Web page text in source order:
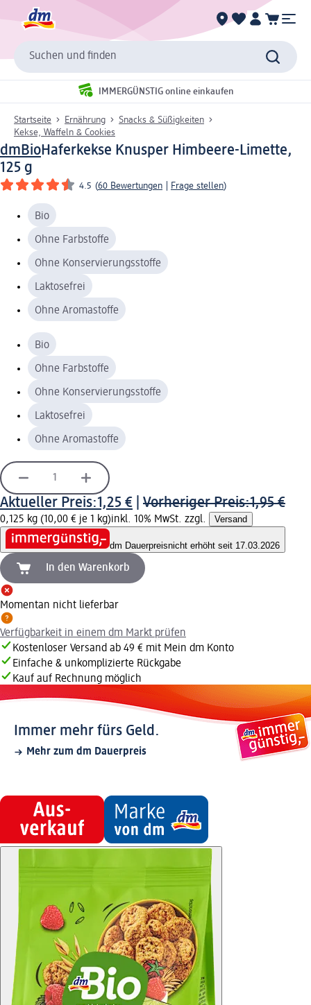
Suchen und finden
IMMERGÜNSTIG online einkaufen
Startseite Ernährung
Snacks & Süßigkeiten
Kekse, Waffeln & Cookies
dmBioHaferkekse Knusper Himbeere-Limette,
125 g
4.5 (60 Bewertungen Frage stellen)
Bio
Ohne Farbstoffe
Ohne Konservierungsstoffe
Laktosefrei
Ohne Aromastoffe
Bio
Ohne Farbstoffe
Ohne Konservierungsstoffe
Laktosefrei
Ohne Aromastoffe
Aktueller Preis:1,25 € Vorheriger Preis:1,95 €
0,125 kg (10,00 € je 1 kg)inkl. 10% MwSt. zzgl. Versand
dm Dauerpreisnicht erhöht seit 17.03.2026
In den Warenkorb
Momentan nicht lieferbar
Verfügbarkeit in einem dm Markt prüfen
Kostenloser Versand ab 49 € mit Mein dm Konto
Einfache & unkomplizierte Rückgabe
Kauf auf Rechnung möglich
Immer mehr fürs Geld.
Mehr zum dm Dauerpreis